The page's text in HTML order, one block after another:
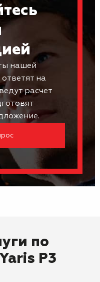
нашей
на
расчет
по
P3